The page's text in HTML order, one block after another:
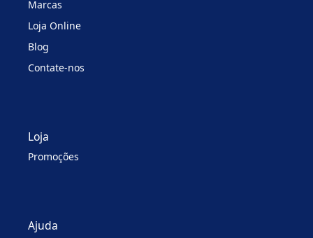
Marcas
Loja Online
Blog
Contate-nos
Loja
Promoções
Ajuda